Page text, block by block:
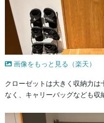
画像をもっと見る（楽天）
クローゼットは大きく収納力
なく、キャリーバッグなども収